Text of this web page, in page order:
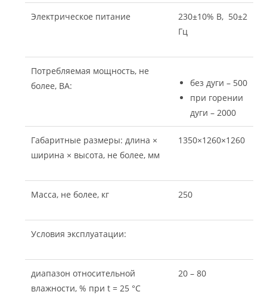
Электрическое питание
230±10% В, 50±2
Гц
Потребляемая мощность, не
более, ВА:
без дуги – 500
при горении
дуги – 2000
Габаритные размеры: длина ×
ширина × высота, не более, мм
1350×1260×1260
Масса, не более, кг 250
Условия эксплуатации:
диапазон относительной
влажности, % при t = 25 °C
20 – 80